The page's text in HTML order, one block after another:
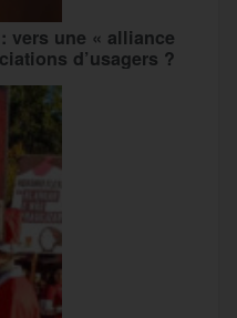
vers une « alliance
d’usagers ?